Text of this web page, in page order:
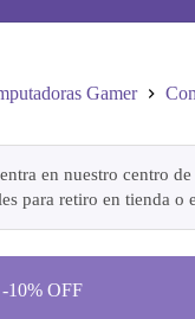
Gamer
en nuestro centro
para retiro en tienda o
10% OFF